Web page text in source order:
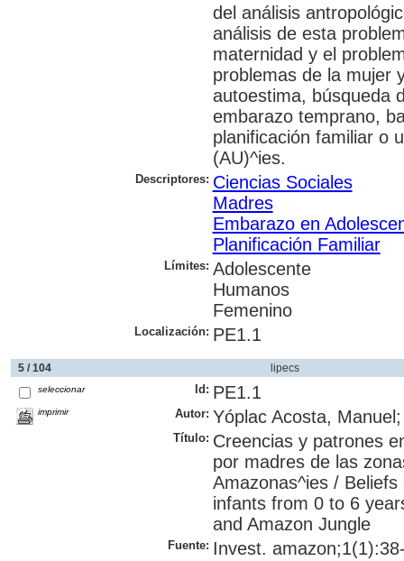
del análisis
análisis de esta
maternidad y el
problemas de la mujer
autoestima, búsqueda
embarazo temprano,
planificación familiar o
(AU)^ies.
Descriptores: Ciencias Sociales
Madres
Embarazo en
Planificación Familiar
Límites: Adolescente
Humanos
Femenino
Localización: PE1.1
5 / 104 lipecs
seleccionar
imprimir
Id: PE1.1
Autor: Yóplac Acosta,
Título: Creencias y patrones
por madres de las
Amazonas^ies /
infants from 0 to 6
and Amazon Jungle
Fuente: Invest.